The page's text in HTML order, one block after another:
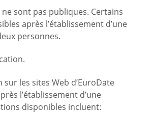
sont pas publiques. Certains
après l’établissement d’une
personnes.
les sites Web d’EuroDate
l’établissement d’une
disponibles incluent: